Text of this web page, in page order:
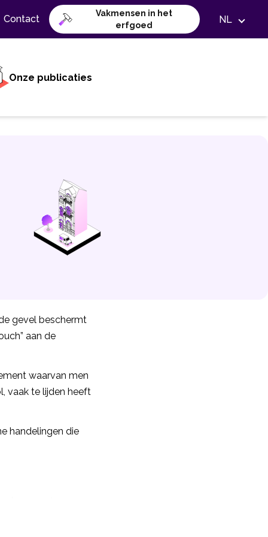
Contact
Vakmensen in het
erfgoed
NL
Onze publicaties
gevel beschermt
aan de
waarvan men
vaak te lijden heeft
handelingen die